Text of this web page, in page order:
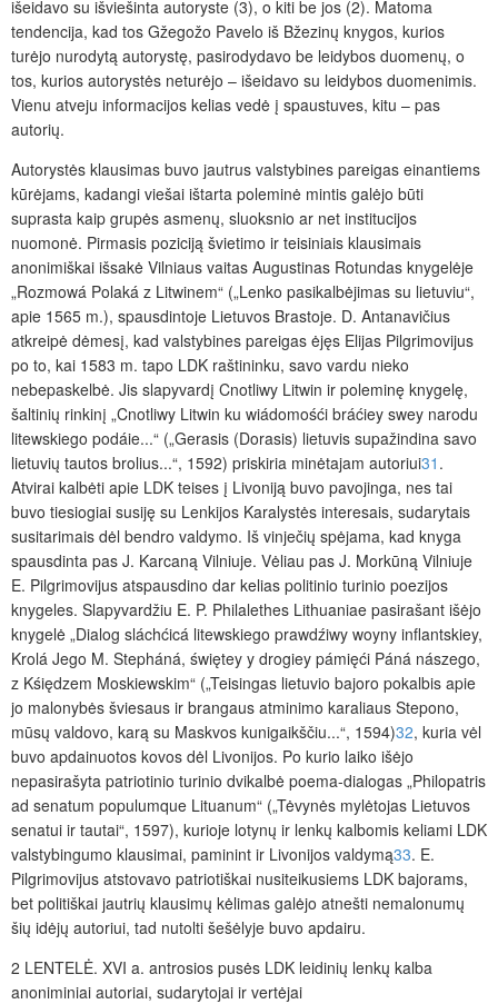
išeidavo su išviešinta autoryste (3), o kiti be jos (2). Matoma
tendencija, kad tos Gžegožo Pavelo iš Bžezinų knygos, kurios
turėjo nurodytą autorystę, pasirodydavo be leidybos duomenų, o
tos, kurios autorystės neturėjo – išeidavo su leidybos duomenimis.
Vienu atveju informacijos kelias vedė į spaustuves, kitu – pas
autorių.
Autorystės klausimas buvo jautrus valstybines pareigas einantiems
kūrėjams, kadangi viešai ištarta poleminė mintis galėjo būti
suprasta kaip grupės asmenų, sluoksnio ar net institucijos
nuomonė. Pirmasis poziciją švietimo ir teisiniais klausimais
anonimiškai išsakė Vilniaus vaitas Augustinas Rotundas knygelėje
„Rozmowá Polaká z Litwinem“ („Lenko pasikalbėjimas su lietuviu“,
apie 1565 m.), spausdintoje Lietuvos Brastoje. D. Antanavičius
atkreipė dėmesį, kad valstybines pareigas ėjęs Elijas Pilgrimovijus
po to, kai 1583 m. tapo LDK raštininku, savo vardu nieko
nebepaskelbė. Jis slapyvardį Cnotliwy Litwin ir poleminę knygelę,
šaltinių rinkinį „Cnotliwy Litwin ku wiádomośći bráćiey swey narodu
litewskiego podáie...“ („Gerasis (Dorasis) lietuvis supažindina savo
lietuvių tautos brolius...“, 1592) priskiria minėtajam autoriui31 .
Atvirai kalbėti apie LDK teises į Livoniją buvo pavojinga, nes tai
buvo tiesiogiai susiję su Lenkijos Karalystės interesais, sudarytais
susitarimais dėl bendro valdymo. Iš vinječių spėjama, kad knyga
spausdinta pas J. Karcaną Vilniuje. Vėliau pas J. Morkūną Vilniuje
E. Pilgrimovijus atspausdino dar kelias politinio turinio poezijos
knygeles. Slapyvardžiu E. P. Philalethes Lithuaniae pasirašant išėjo
knygelė „Dialog sláchćicá litewskiego prawdźiwy woyny inflantskiey,
Krolá Jego M. Stepháná, świętey y drogiey pámięći Páná nászego,
z Kśiędzem Moskiewskim“ („Teisingas lietuvio bajoro pokalbis apie
jo malonybės šviesaus ir brangaus atminimo karaliaus Stepono,
mūsų valdovo, karą su Maskvos kunigaikščiu...“, 1594)32, kuria vėl
buvo apdainuotos kovos dėl Livonijos. Po kurio laiko išėjo
nepasirašyta patriotinio turinio dvikalbė poema-dialogas „Philopatris
ad senatum populumque Lituanum“ („Tėvynės mylėtojas Lietuvos
senatui ir tautai“, 1597), kurioje lotynų ir lenkų kalbomis keliami LDK
valstybingumo klausimai, paminint ir Livonijos valdymą33. E.
Pilgrimovijus atstovavo patriotiškai nusiteikusiems LDK bajorams,
bet politiškai jautrių klausimų kėlimas galėjo atnešti nemalonumų
šių idėjų autoriui, tad nutolti šešėlyje buvo apdairu.
2 LENTELĖ. XVI a. antrosios pusės LDK leidinių lenkų kalba
anoniminiai autoriai, sudarytojai ir vertėjai